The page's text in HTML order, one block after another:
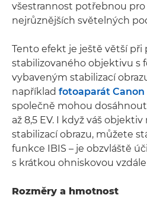
všestrannost potřebnou pro
nejrůznějších světelných
Tento efekt je ještě větší při
stabilizovaného objektivu s
vybaveným stabilizací
například fotoaparát Canon
společně mohou
až 8,5 EV. I když váš
stabilizací obrazu, můžete
funkce IBIS – je obzvláště
s krátkou ohniskovou
Rozměry a hmotnost